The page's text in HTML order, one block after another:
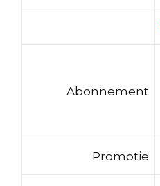
Abonnement
Promotie